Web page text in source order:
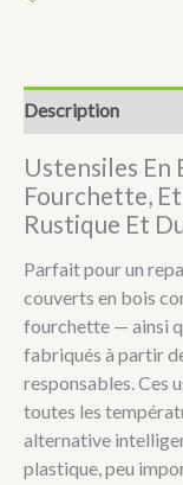
Description
Ustensiles En
Fourchette,
Rustique Et
Parfait pour un
couverts en bois
fourchette — ainsi
fabriqués à partir
responsables. Ces
toutes les
alternative
plastique, peu